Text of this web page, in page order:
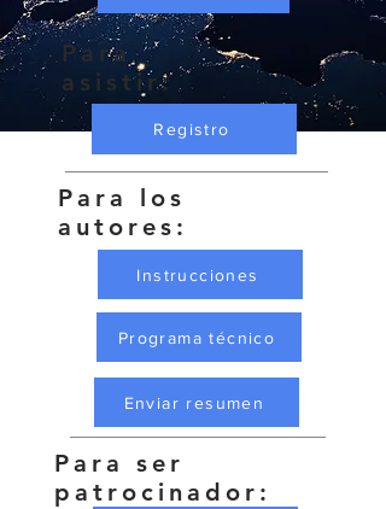
Para
asistir:
Registro
Para los
autores:
Instrucciones
Programa técnico
Enviar resumen
Para ser
patrocinador: